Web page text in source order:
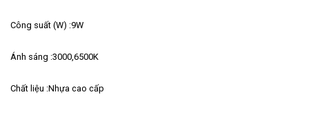
Công suất (W) :9W
Ánh sáng :3000,6500K
Chất liệu :Nhựa cao cấp